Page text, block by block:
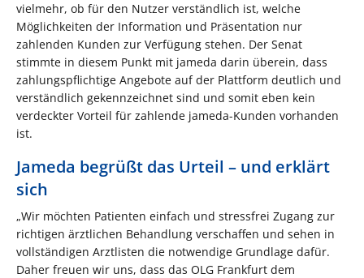
vielmehr, ob für den Nutzer verständlich ist, welche
Möglichkeiten der Information und Präsentation nur
zahlenden Kunden zur Verfügung stehen. Der Senat
stimmte in diesem Punkt mit jameda darin überein, dass
zahlungspflichtige Angebote auf der Plattform deutlich und
verständlich gekennzeichnet sind und somit eben kein
verdeckter Vorteil für zahlende jameda-Kunden vorhanden
ist.
Jameda begrüßt das Urteil – und erklärt
sich
„Wir möchten Patienten einfach und stressfrei Zugang zur
richtigen ärztlichen Behandlung verschaffen und sehen in
vollständigen Arztlisten die notwendige Grundlage dafür.
Daher freuen wir uns, dass das OLG Frankfurt dem